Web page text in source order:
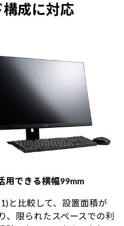
成に対応
用できる横幅99mm
と比較して、設置面積が
、限られたスペースでの利